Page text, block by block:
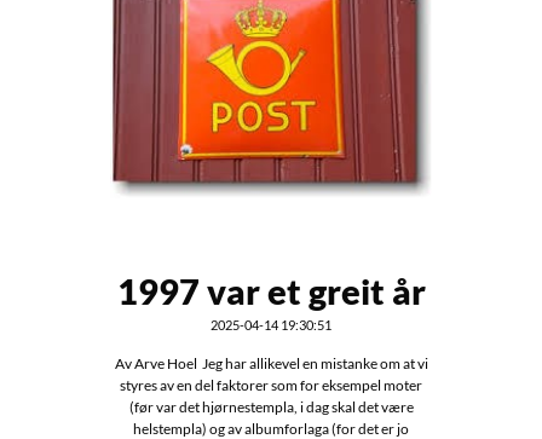
1997 var et greit år
2025-04-14 19:30:51
Av Arve Hoel Jeg har allikevel en mistanke om at vi
styres av en del faktorer som for eksempel moter
(før var det hjørnestempla, i dag skal det være
helstempla) og av albumforlaga (for det er jo